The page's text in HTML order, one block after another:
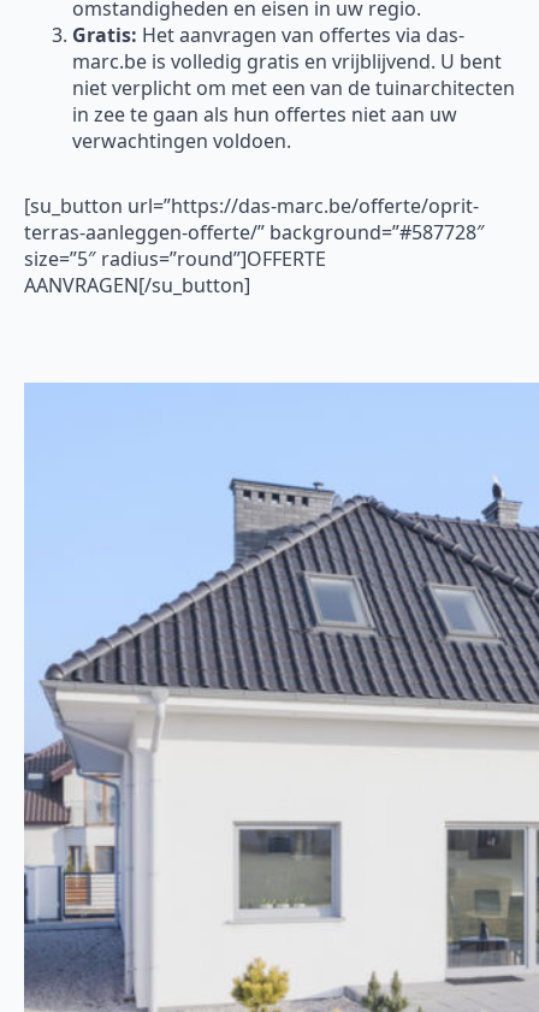
omstandigheden en eisen in uw regio.
Gratis: Het aanvragen van offertes via das-
marc.be is volledig gratis en vrijblijvend. U bent
niet verplicht om met een van de tuinarchitecten
in zee te gaan als hun offertes niet aan uw
verwachtingen voldoen.
[su_button url=”https://das-marc.be/offerte/oprit-
terras-aanleggen-offerte/” background=”#587728″
size=”5″ radius=”round”]OFFERTE
AANVRAGEN[/su_button]